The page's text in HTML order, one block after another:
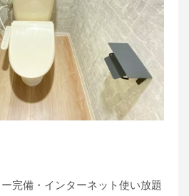
完備・インターネット使い放題